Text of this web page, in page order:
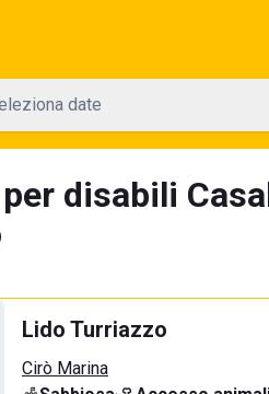
date
disabili
Lido Turriazzo
Cirò Marina